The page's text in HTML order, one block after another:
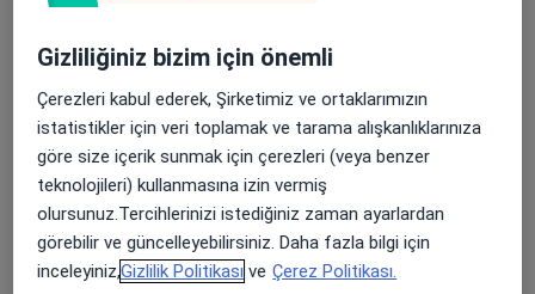
Burun Estetik Cerrahisi
Burun Estetiği
Burun Ucu Kaldırma
Burun İçi Radyofrekans
Gizliliğiniz bizim için önemli
Çerezleri kabul ederek, Şirketimiz ve ortaklarımızın
istatistikler için veri toplamak ve tarama alışkanlıklarınıza
göre size içerik sunmak için çerezleri (veya benzer
teknolojileri) kullanmasına izin vermiş
olursunuz.Tercihlerinizi istediğiniz zaman ayarlardan
görebilir ve güncelleyebilirsiniz. Daha fazla bilgi için
inceleyiniz,Gizlilik Politikası ve Çerez Politikası.